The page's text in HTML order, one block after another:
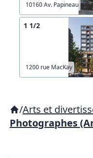
10160 Av. Papineau
1 1/2
1200 rue MacKay
/Arts et
Photographes